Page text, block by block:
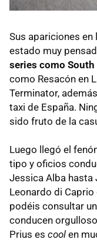
Sus apariciones en
estado muy
series como
como Resacón en
Terminator,
taxi de España.
sido fruto de la
Luego llegó el
tipo y oficios
Jessica Alba hasta
Leonardo di Caprio
podéis consultar
conducen
Prius es cool en